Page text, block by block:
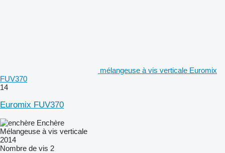
mélangeuse à vis verticale Euromix
FUV370
14
Euromix FUV370
Enchère
Mélangeuse à vis verticale
2014
Nombre de vis 2